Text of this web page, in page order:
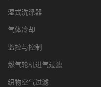
湿式洗涤器
气体冷却
监控与控制
燃气轮机进气过滤
织物空气过滤